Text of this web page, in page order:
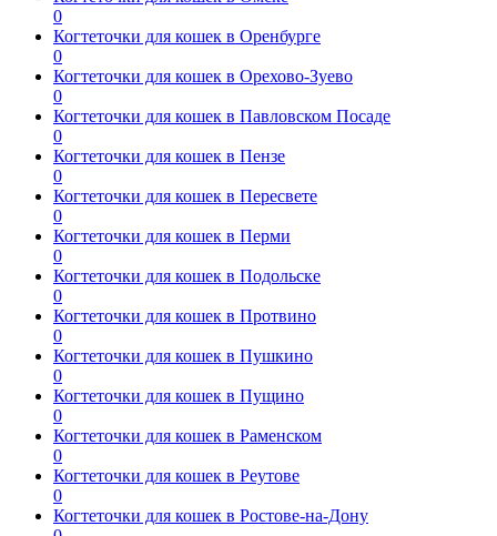
0
Когтеточки для кошек в Оренбурге
0
Когтеточки для кошек в Орехово-Зуево
0
Когтеточки для кошек в Павловском Посаде
0
Когтеточки для кошек в Пензе
0
Когтеточки для кошек в Пересвете
0
Когтеточки для кошек в Перми
0
Когтеточки для кошек в Подольске
0
Когтеточки для кошек в Протвино
0
Когтеточки для кошек в Пушкино
0
Когтеточки для кошек в Пущино
0
Когтеточки для кошек в Раменском
0
Когтеточки для кошек в Реутове
0
Когтеточки для кошек в Ростове-на-Дону